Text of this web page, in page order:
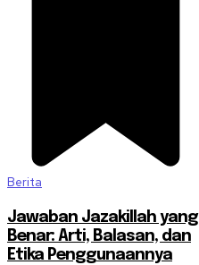
Berita
Jawaban Jazakillah yang
Benar: Arti, Balasan, dan
Etika Penggunaannya